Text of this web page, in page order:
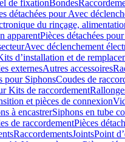
de fixationBondes
détachées pour Avec
du rinçage,
apparentPièces détachées
Avec déclenchement
d’installation et de
externesAutres accessoires
pour SiphonsCoudes de
Kits de raccordement
et pièces de connexion
à encastrerSiphons en tube
de raccordementPièces
RaccordementsJointsPoint